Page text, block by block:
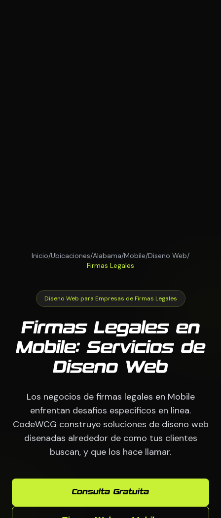
Inicio/Ubicaciones/Alabama/Mobile/Diseno Web/
Firmas Legales
Diseno Web para Empresas de Firmas Legales
Firmas Legales en
Mobile: Servicios de
Diseno Web
Los negocios de firmas legales en Mobile
enfrentan desafios especificos en linea.
CodeWCG construye soluciones de diseno web
disenadas alrededor de como tus clientes
buscan, y que los hace llamar.
Consulta Gratuita